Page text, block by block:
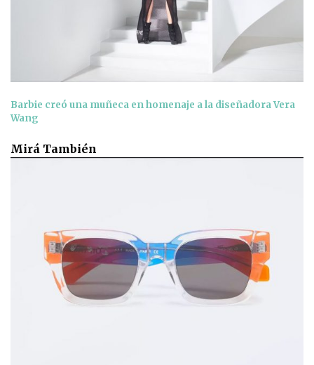
Barbie creó una muñeca en homenaje a la diseñadora Vera
Wang
Mirá También